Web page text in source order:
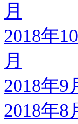
月
2018年10
月
2018年9
2018年8